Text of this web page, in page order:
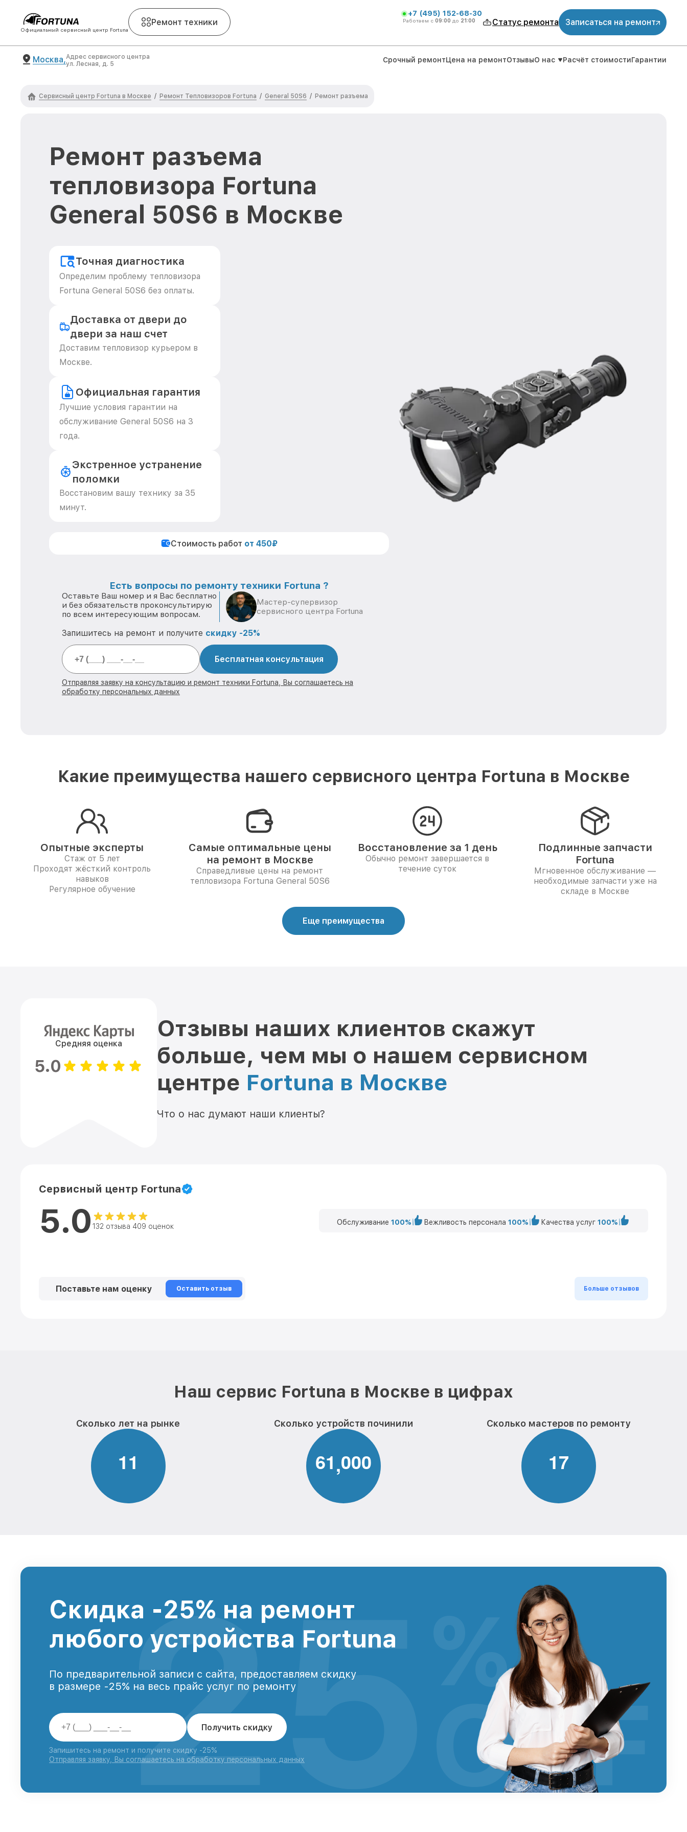
Официальный сервисный центр Fortuna
Ремонт техники
+7 (495) 152-68-30
Работаем с 09:00 до 21:00 Статус ремонта Записаться на ремонт
Москва,Адрес сервисного центра
ул. Лесная, д. 5
Срочный ремонтЦена на ремонтОтзывыО нас Расчёт стоимостиГарантии
Сервисный центр Fortuna в Москве / Ремонт Тепловизоров Fortuna / General 50S6 / Ремонт разъема
Ремонт разъема
тепловизора Fortuna
General 50S6 в Москве
Точная диагностика
Определим проблему тепловизора
Fortuna General 50S6 без оплаты.
Доставка от двери до
двери за наш счет
Доставим тепловизор курьером в
Москве.
Официальная гарантия
Лучшие условия гарантии на
обслуживание General 50S6 на 3
года.
Экстренное устранение
поломки
Восстановим вашу технику за 35
минут.
Стоимость работ от 450₽
Есть вопросы по ремонту техники Fortuna ?
Оставьте Ваш номер и я Вас бесплатно
и без обязательств проконсультирую
по всем интересующим вопросам.
Мастер-супервизор
сервисного центра Fortuna
Запишитесь на ремонт и получите скидку -25%
Бесплатная консультация
Отправляя заявку на консультацию и ремонт техники Fortuna, Вы соглашаетесь на
обработку персональных данных
Какие преимущества нашего сервисного центра Fortuna в Москве
Опытные эксперты
Стаж от 5 лет
Проходят жёсткий контроль
навыков
Регулярное обучение
Самые оптимальные цены
на ремонт в Москве
Справедливые цены на ремонт
тепловизора Fortuna General 50S6
Восстановление за 1 день
Обычно ремонт завершается в
течение суток
Подлинные запчасти
Fortuna
Мгновенное обслуживание —
необходимые запчасти уже на
складе в Москве
Еще преимущества
Средняя оценка
5.0
Отзывы наших клиентов скажут
больше, чем мы о нашем сервисном
центре Fortuna в Москве
Что о нас думают наши клиенты?
Сервисный центр Fortuna
5.0 132 отзыва 409 оценок Обслуживание 100% Вежливость персонала 100% Качества услуг 100%
Поставьте нам оценку Оставить отзыв Больше отзывов
Наш сервис Fortuna в Москве в цифрах
Сколько лет на рынке
11
Сколько устройств починили
61,000
Сколько мастеров по ремонту
17
Скидка -25% на ремонт
любого устройства Fortuna
По предварительной записи с сайта, предоставляем скидку
в размере -25% на весь прайс услуг по ремонту
Получить скидку
Запишитесь на ремонт и получите скидку -25%
Отправляя заявку, Вы соглашаетесь на обработку персональных данных
25 %
OFF